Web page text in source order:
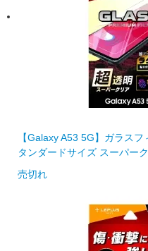
【Galaxy A53 5G】ガラス
タンダードサイズ スーパー
売切れ